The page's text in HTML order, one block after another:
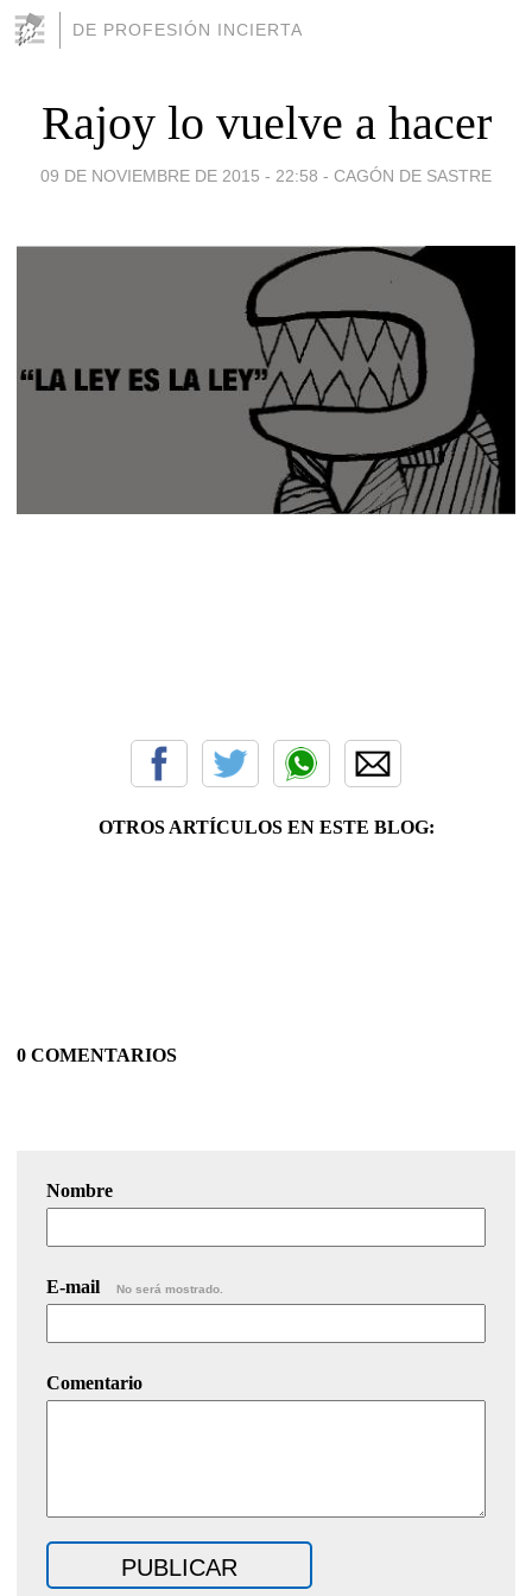
DE PROFESIÓN INCIERTA
Rajoy lo vuelve a hacer
09 DE NOVIEMBRE DE 2015 - 22:58 - CAGÓN DE SASTRE
OTROS ARTÍCULOS EN ESTE BLOG:
0 COMENTARIOS
Nombre
E-mail No será mostrado.
Comentario